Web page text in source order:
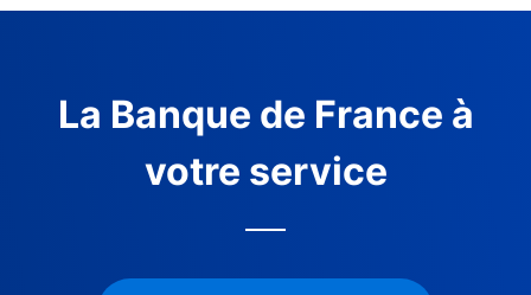
La Banque de France à
votre service